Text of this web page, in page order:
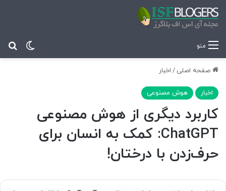
منو
صفحه اصلی / اخبار
اخبار هوش مصنوعی
کاربرد دیگری از هوش مصنوعی
ChatGPT: کمک به انسان برای
حرف‌زدن با درختان!